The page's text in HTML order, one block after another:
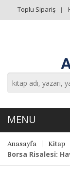
Toplu Sipariş
Anasayfa Kitap
Borsa Risalesi: